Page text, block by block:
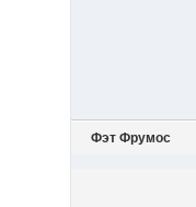
Фэт Фрумос